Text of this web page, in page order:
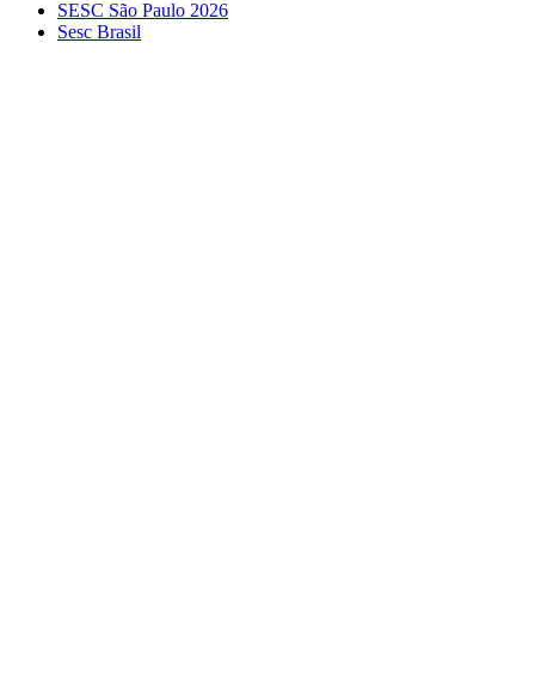
SESC São Paulo 2026
Sesc Brasil